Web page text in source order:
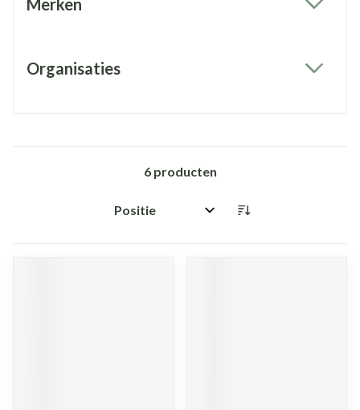
Merken
Organisaties
6producten
Sorteer op: